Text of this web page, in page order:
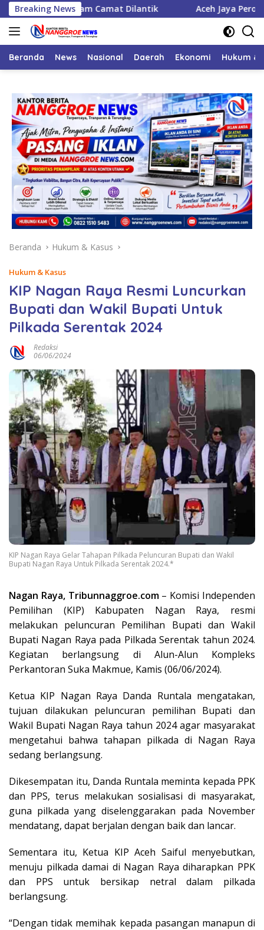
Langsung
ke
konten
Breaking News
Enam Camat Dilantik Aceh Jaya Peroleh Bantuan
Beranda News Nasional Daerah Ekonomi Hukum &
Beranda Hukum & Kasus
Hukum & Kasus
KIP Nagan Raya Resmi Luncurkan
Bupati dan Wakil Bupati Untuk
Pilkada Serentak 2024
Redaksi
06/06/2024
KIP Nagan Raya Gelar Tahapan Pilkada Peluncuran Bupati dan Wakil
Bupati Nagan Raya Untuk Pilkada Serentak 2024.*
Nagan Raya, Tribunnaggroe.com– Komisi Independen
Pemilihan (KIP) Kabupaten Nagan Raya, resmi
melakukan peluncuran Pemilihan Bupati dan Wakil
Bupati Nagan Raya pada Pilkada Serentak tahun 2024.
Kegiatan berlangsung di Alun-Alun Kompleks
Perkantoran Suka Makmue, Kamis (06/06/2024).
Ketua KIP Nagan Raya Danda Runtala mengatakan,
tujuan dilakukan peluncuran pemilihan Bupati dan
Wakil Bupati Nagan Raya tahun 2024 agar masyarakat
mengetahui bahwa tahapan pilkada di Nagan Raya
sedang berlangsung.
Dikesempatan itu, Danda Runtala meminta kepada PPK
dan PPS, terus melakukan sosialisasi di masyarakat,
guna pilkada yang diselenggarakan pada November
mendatang, dapat berjalan dengan baik dan lancar.
Sementara itu, Ketua KIP Aceh Saiful menyebutkan,
menuju pilkada damai di Nagan Raya diharapkan PPK
dan PPS untuk bersikap netral dalam pilkada
berlangsung.
“Dengan tidak memihak kepada pasangan manapun di